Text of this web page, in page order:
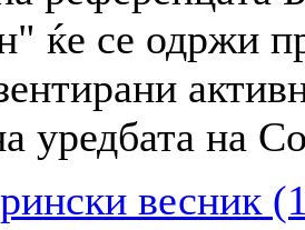
ќе се одржи
уредбата на
весник